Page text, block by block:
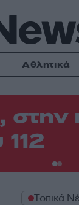
Αθλητικά
Τοπικά